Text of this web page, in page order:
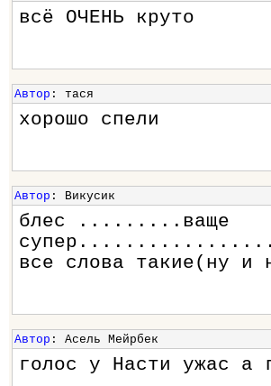
всё ОЧЕНЬ круто
Автор : тася
хорошо спели
Автор : Викусик
блес .........ваще
все слова такие(ну и
Автор : Асель Мейрбек
голос у Насти ужас а